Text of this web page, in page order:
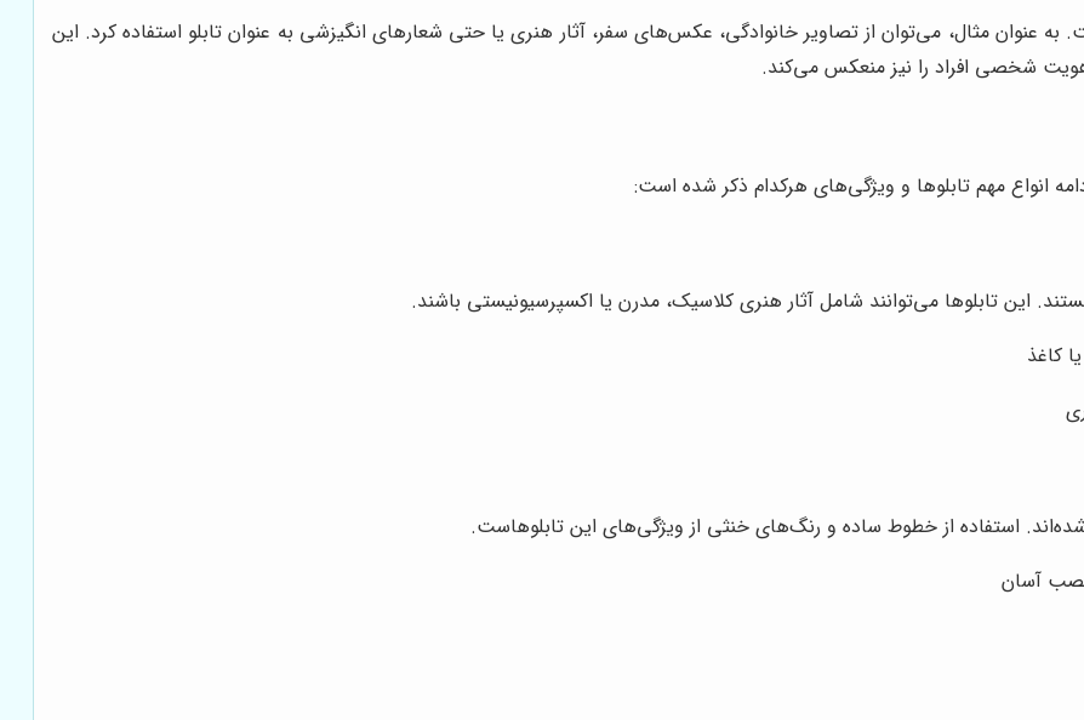
عنوان مثال، می‌توان از تصاویر خانوادگی، عکس‌های سفر، آثار هنری یا حتی شعارهای انگیزشی به عنوان تابلو استفاده کرد. این
شخصی افراد را نیز منعکس می‌کند.
انواع مهم تابلوها و ویژگی‌های هرکدام ذکر شده است:
این تابلوها می‌توانند شامل آثار هنری کلاسیک، مدرن یا اکسپرسیونیستی باشند.
کاغذ
استفاده از خطوط ساده و رنگ‌های خنثی از ویژگی‌های این تابلوهاست.
نصب آسان